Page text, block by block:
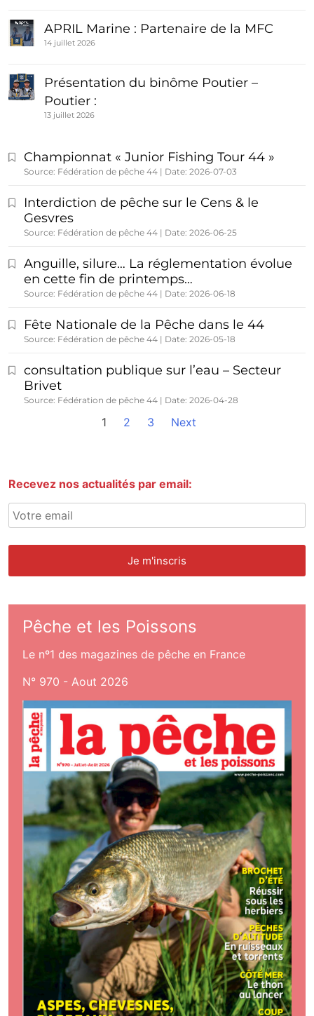
APRIL Marine : Partenaire de la MFC
14 juillet 2026
Présentation du binôme Poutier –
Poutier :
13 juillet 2026
Championnat « Junior Fishing Tour 44 »
Source: Fédération de pêche 44 Date: 2026-07-03
Interdiction de pêche sur le Cens & le
Gesvres
Source: Fédération de pêche 44 Date: 2026-06-25
Anguille, silure… La réglementation évolue
en cette fin de printemps…
Source: Fédération de pêche 44 Date: 2026-06-18
Fête Nationale de la Pêche dans le 44
Source: Fédération de pêche 44 Date: 2026-05-18
consultation publique sur l’eau – Secteur
Brivet
Source: Fédération de pêche 44 Date: 2026-04-28
1 2 3 Next
Recevez nos actualités par email:
Pêche et les Poissons
Le nº1 des magazines de pêche en France
N° 970 - Aout 2026